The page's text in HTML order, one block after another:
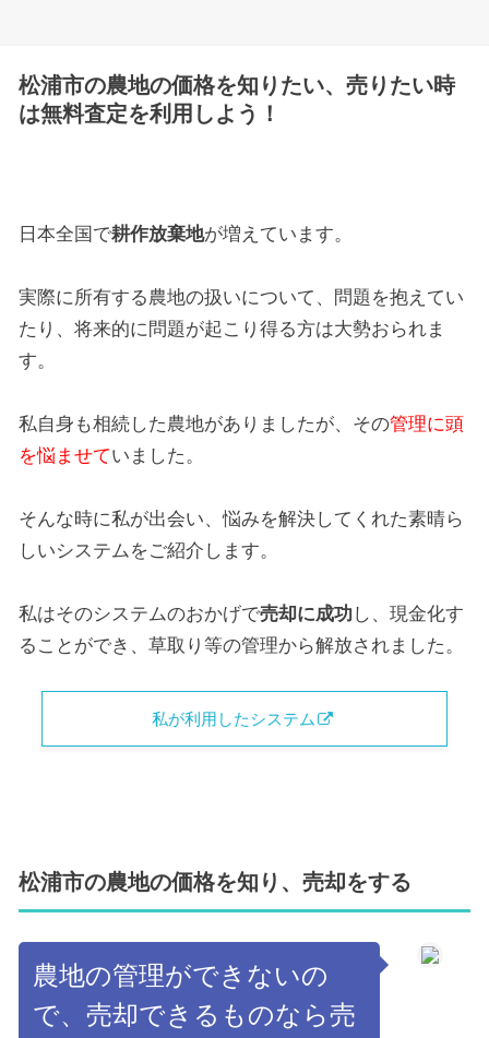
松浦市の農地の価格を知りたい、売りたい時
は無料査定を利用しよう！
日本全国で耕作放棄地が増えています。
実際に所有する農地の扱いについて、問題を抱えてい
たり、将来的に問題が起こり得る方は大勢おられま
す。
私自身も相続した農地がありましたが、その管理に頭
を悩ませていました。
そんな時に私が出会い、悩みを解決してくれた素晴ら
しいシステムをご紹介します。
私はそのシステムのおかげで売却に成功し、現金化す
ることができ、草取り等の管理から解放されました。
私が利用したシステム
松浦市の農地の価格を知り、売却をする
農地の管理ができないの
で、売却できるものなら売